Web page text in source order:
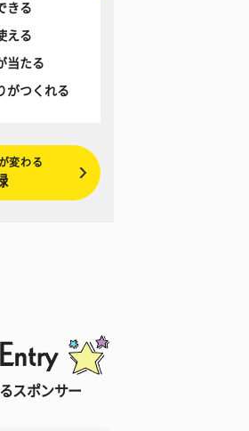
きる
える
当たる
がつくれる
変わる
スポンサー